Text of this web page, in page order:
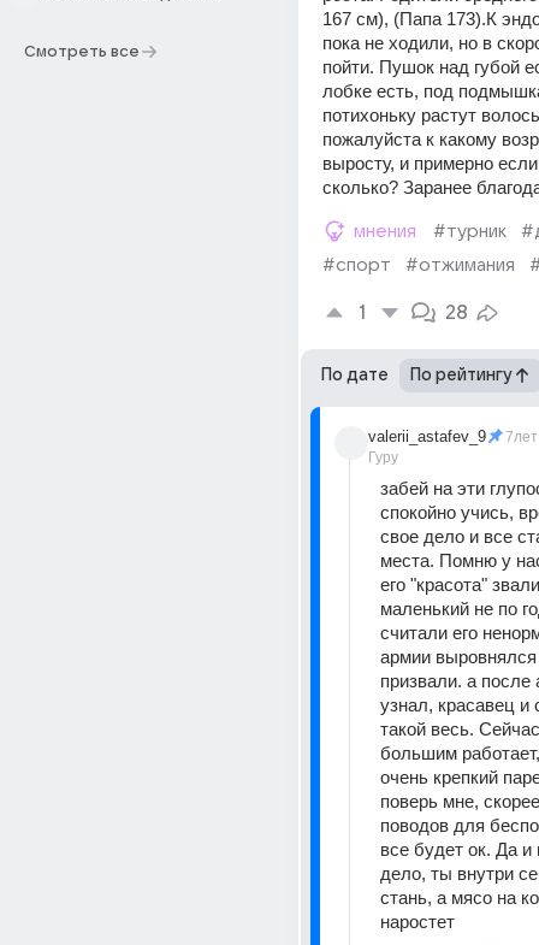
Смотреть все
167 см), (Папа 173).К
пока не ходили, но в
пойти. Пушок над губой
лобке есть, под
потихоньку растут
пожалуйста к какому
выросту, и примерно
сколько? Заранее
мнения #турник
#спорт
#отжимания
1 28
По дате По рейтингу
valerii_astafev_9
Гуру
7лет
забей на эти
спокойно учись,
свое дело и все
места. Помню у
его "красота"
маленький не по
считали его
армии выровнялся
призвали. а после
узнал, красавец и
такой весь.
большим
очень крепкий
поверь мне,
поводов для
все будет ок. Да и
дело, ты внутри
стань, а мясо на
наростет